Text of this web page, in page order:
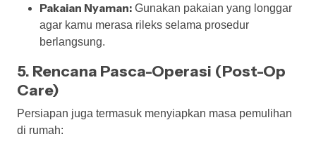
Pakaian Nyaman: Gunakan pakaian yang longgar
agar kamu merasa rileks selama prosedur
berlangsung.
5. Rencana Pasca-Operasi (Post-Op
Care)
Persiapan juga termasuk menyiapkan masa pemulihan
di rumah: